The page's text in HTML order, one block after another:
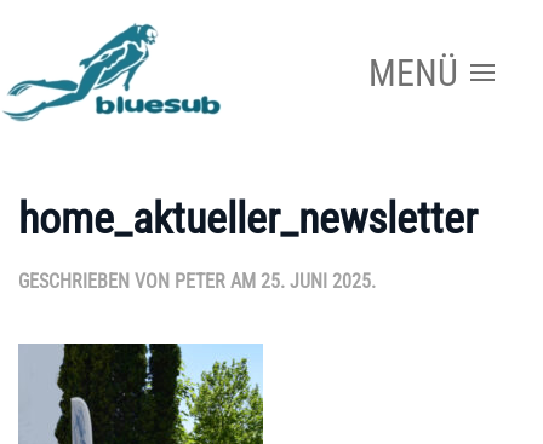
Zum Hauptinhalt springen MENÜ
home_aktueller_newsletter
GESCHRIEBEN VON PETER AM 25. JUNI 2025.